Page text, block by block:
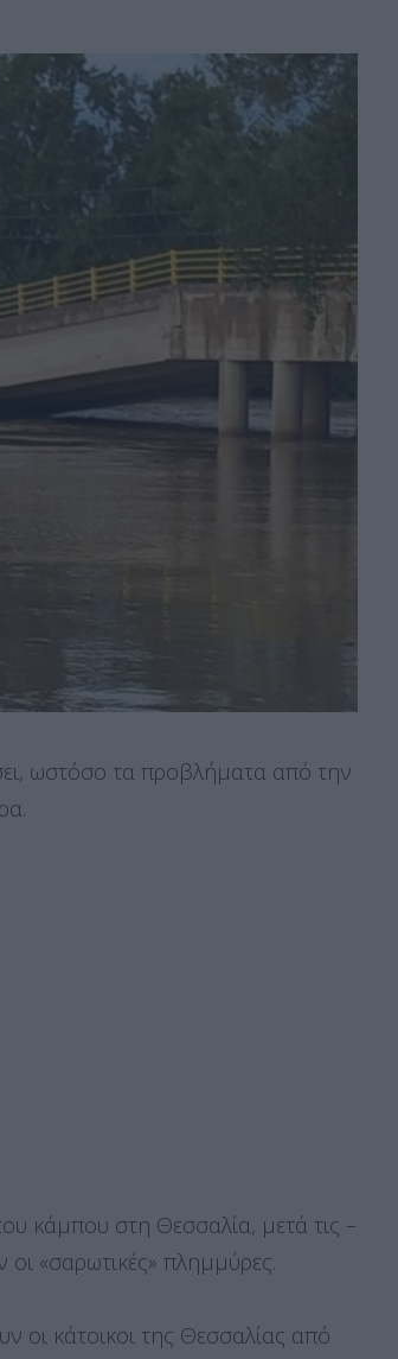
ωστόσο τα προβλήματα από την
κάμπου στη Θεσσαλία, μετά τις –
«σαρωτικές» πλημμύρες.
οι κάτοικοι της Θεσσαλίας από